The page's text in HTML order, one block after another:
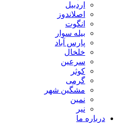
اردبیل
اصلاندوز
انگوت
بیله سوار
پارس آباد
خلخال
سرعین
کوثر
گرمی
مشگین شهر
نمین
نیر
درباره ما